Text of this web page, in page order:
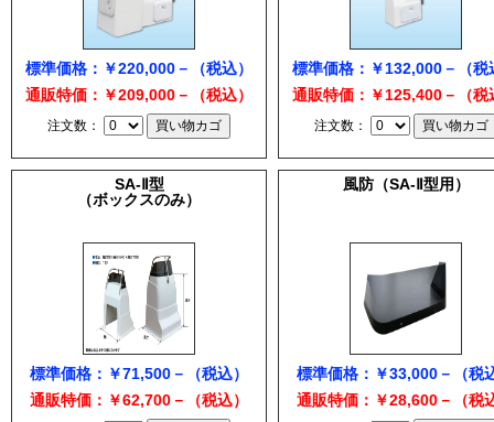
標準価格：￥220,000－（税込）
通販特価：￥209,000－（税込）
注文数：
標準価格：￥132,000－（税
通販特価：￥125,400－（税
注文数：
SA-Ⅱ型
（ボックスのみ）
標準価格：￥71,500－（税込）
通販特価：￥62,700－（税込）
風防（SA-Ⅱ型用）
標準価格：￥33,000－（税
通販特価：￥28,600－（税